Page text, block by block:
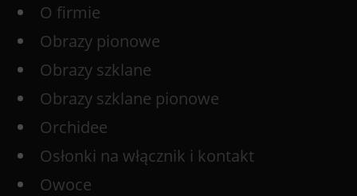
O firmie
Obrazy pionowe
Obrazy szklane
Obrazy szklane pionowe
Orchidee
Osłonki na włącznik i kontakt
Owoce